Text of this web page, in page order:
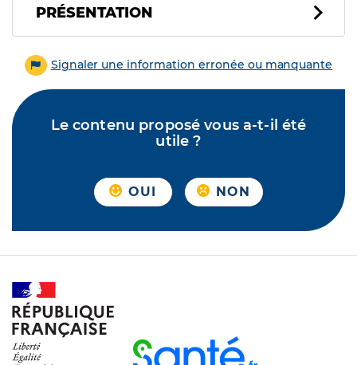
PRÉSENTATION
Signaler une information erronée ou manquante
Le contenu proposé vous a-t-il été
utile ?
OUI NON